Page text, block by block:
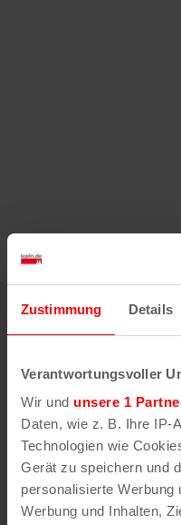
Zustimmung Details
Verantwortungsvoller
Wir und unsere 1
Daten, wie z. B. Ihre IP-
Technologien wie
Gerät zu speichern und
personalisierte Werbung
Werbung und Inhalten,